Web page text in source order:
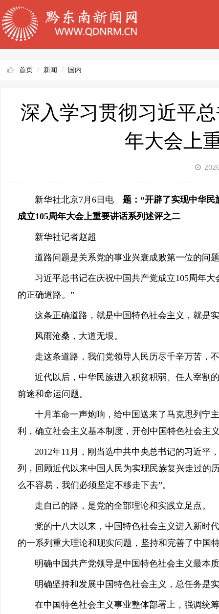
首页 新闻 国内
深入学习贯彻习近平
年大会上
新华社北京7月6日电 题：“开辟了实现中华
成立105周年大会上重要讲话系列述评之二
新华社记者赵超
道路问题是关系党的事业兴衰成败第一位的问
习近平总书记在庆祝中国共产党成立105周年大
的正确道路。”
这条正确道路，就是中国特色社会主义，就是
风雨沧桑，大道无垠。
走这条道路，我们党领导人民历尽千辛万苦，
近代以后，中华民族进入积贫积弱、任人宰割的
前途和命运问题。
十月革命一声炮响，给中国送来了马克思列宁主
利，确立社会主义基本制度，开创中国特色社会主
2012年11月，刚当选中共中央总书记的习近平
列，回顾近代以来中国人民为实现民族复兴走过的
么不容易，我们必须坚定不移走下去”。
走自己的路，是党的全部理论和实践立足点。
党的十八大以来，中国特色社会主义进入新时代
的一系列重大理论和现实问题，坚持和完善了中国
明确中国共产党领导是中国特色社会主义最本
明确坚持和发展中国特色社会主义，总任务是
在中国特色社会主义事业整体部署上，强调统筹